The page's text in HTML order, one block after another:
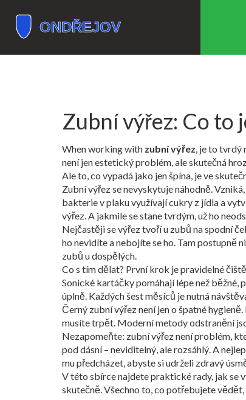
Zubní výřez: Co to
When working with zubní výřez, je to tvrdý
není jen estetický problém, ale skutečná
Ale to, co vypadá jako jen špína, je ve
Zubní výřez se nevyskytuje náhodně.
bakterie v plaku využívají cukry z jídla a
výřez. A jakmile se stane tvrdým, už ho
Nejčastěji se výřez tvoří u zubů na spodní
ho nevidíte a nebojíte se ho. Tam postupně
zubů u dospělých.
Co s tím dělat? První krok je pravidelné
Sonické kartáčky pomáhají lépe než běžné,
úplně. Každých šest měsíců je nutná
Černý zubní výřez není jen o špatné
musíte trpět. Moderní metody odstranění
Nezapomeňte: zubní výřez není problém,
pod dásní – neviditelný, ale rozsáhlý. A
mu předcházet, abyste si udrželi zdravý
V této sbírce najdete praktické rady, jak se
skutečně. Všechno to, co potřebujete